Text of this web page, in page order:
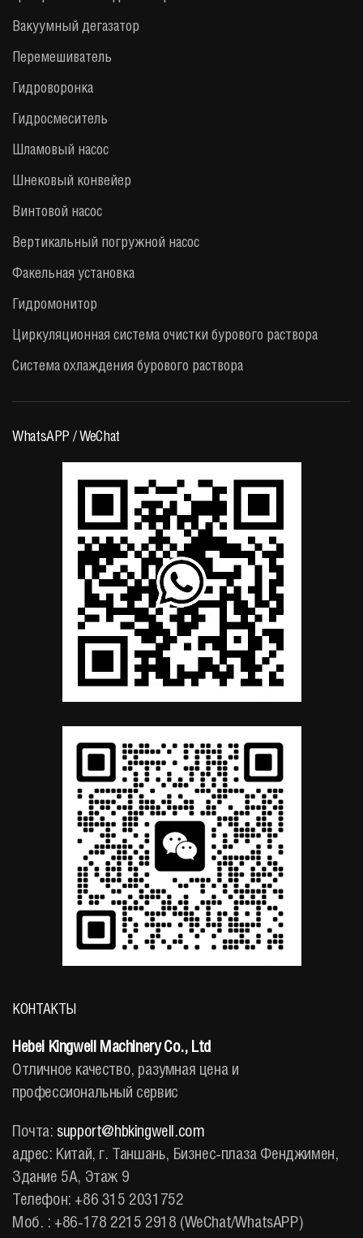
Вакуумный дегазатор
Перемешиватель
Гидроворонка
Гидросмеситель
Шламовый насос
Шнековый конвейер
Винтовой насос
Вертикальный погружной насос
Факельная установка
Гидромонитор
Циркуляционная система очистки бурового раствора
Система охлаждения бурового раствора
WhatsAPP / WeChat
КОНТАКТЫ
Hebei Kingwell Machinery Co., Ltd
Отличное качество, разумная цена и
профессиональный сервис
Почта: support@hbkingwell.com
адрес: Китай, г. Таншань, Бизнес-плаза Фенджимен,
Здание 5A, Этаж 9
Телефон: +86 315 2031752
Моб. : +86-178 2215 2918 (WeChat/WhatsAPP)